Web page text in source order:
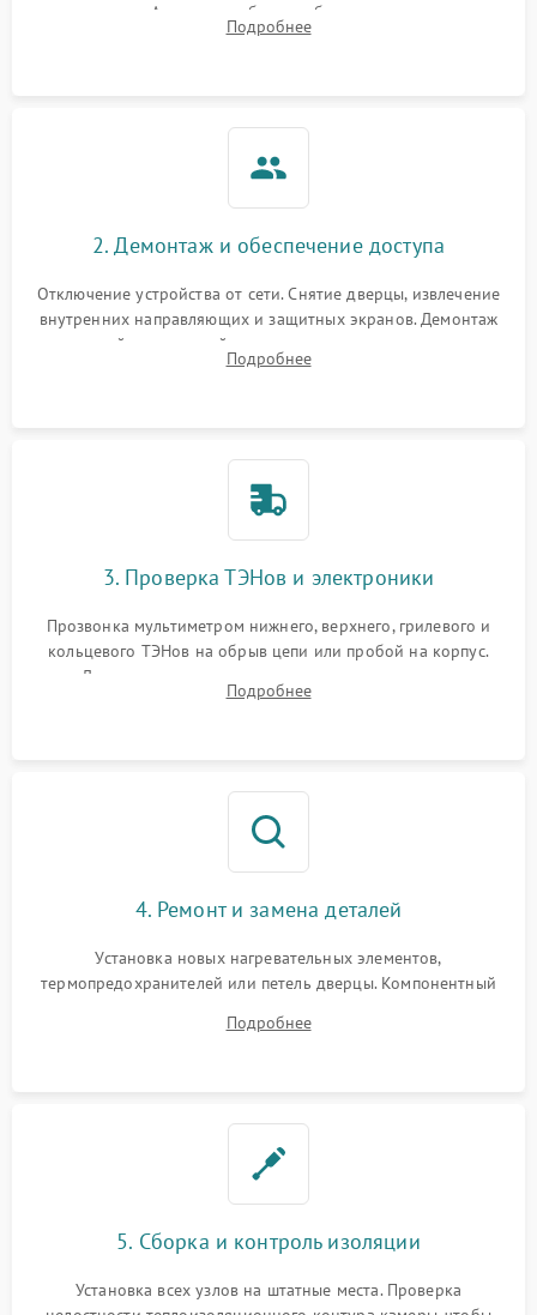
колодке. Анализ жалоб на проблемы с нагревом,
конвекцией, панелью управления или блокировкой дверцы.
Подробнее
2. Демонтаж и обеспечение доступа
Отключение устройства от сети. Снятие дверцы, извлечение
внутренних направляющих и защитных экранов. Демонтаж
задней или верхней панели для прямого доступа к
нагревательным элементам, плате и вентиляторам.
Подробнее
3. Проверка ТЭНов и электроники
Прозвонка мультиметром нижнего, верхнего, грилевого и
кольцевого ТЭНов на обрыв цепи или пробой на корпус.
Диагностика термостата, датчиков температуры,
переключателя режимов и мотора конвекции.
Подробнее
4. Ремонт и замена деталей
Установка новых нагревательных элементов,
термопредохранителей или петель дверцы. Компонентный
выгоревших реле, восстановление контактов и замена
Подробнее
5. Сборка и контроль изоляции
Установка всех узлов на штатные места. Проверка